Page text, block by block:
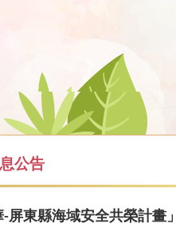
公告
東縣海域安全共榮計畫